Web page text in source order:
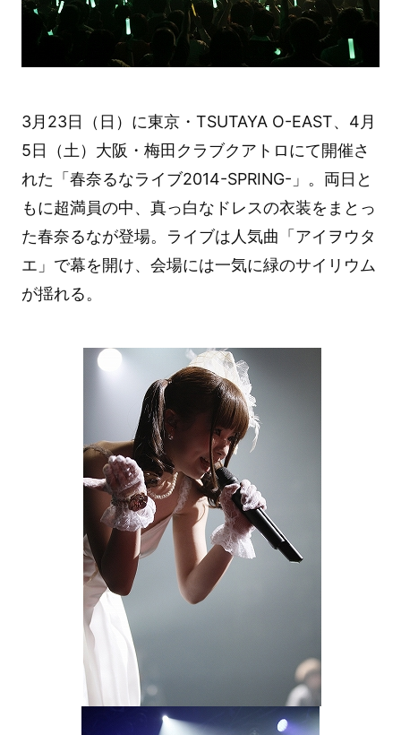
3月23日（日）に東京・TSUTAYA O-EAST、4月
5日（土）大阪・梅田クラブクアトロにて開催さ
れた「春奈るなライブ2014-SPRING-」。両日と
もに超満員の中、真っ白なドレスの衣装をまとっ
た春奈るなが登場。ライブは人気曲「アイヲウタ
エ」で幕を開け、会場には一気に緑のサイリウム
が揺れる。